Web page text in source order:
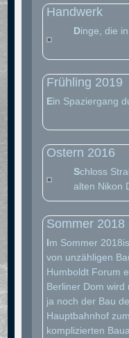
Handwerk
Dinge, die
Frühling 2019
Ein Spaziergang
Ostern 2016
Schloss
alten Nikon
Sommer 2018
Im Sommer
von unzähligen
Humboldt Forum
Berliner Dom
ja noch der Bau
Hauptbahnhof
komplizierten